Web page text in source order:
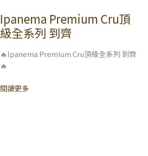
Ipanema Premium Cru頂
級全系列 到齊
🔥Ipanema Premium Cru頂級全系列 到齊
🔥
Ipanema
Premium
Cru
頂
級
系
閱讀更多